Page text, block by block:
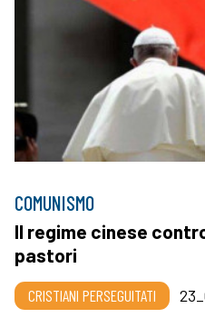
COMUNISMO
Il regime cinese
pastori
CRISTIANI PERSEGUITATI